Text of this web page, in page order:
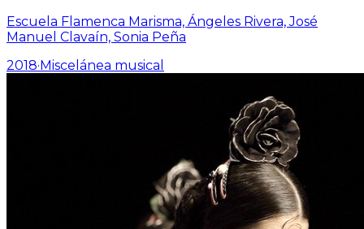
Escuela Flamenca Marisma, Ángeles Rivera, José
Manuel Clavaín, Sonia Peña
2018·Miscelánea musical